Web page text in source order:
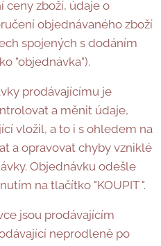
ceny zboží, údaje o
objednávaného zboží
spojených s dodáním
"objednávka").
prodávajícímu je
a měnit údaje,
vložil, a to i s ohledem na
a opravovat chyby vzniklé
Objednávku odešle
na tlačítko "KOUPIT ".
jsou prodávajícím
neprodleně po